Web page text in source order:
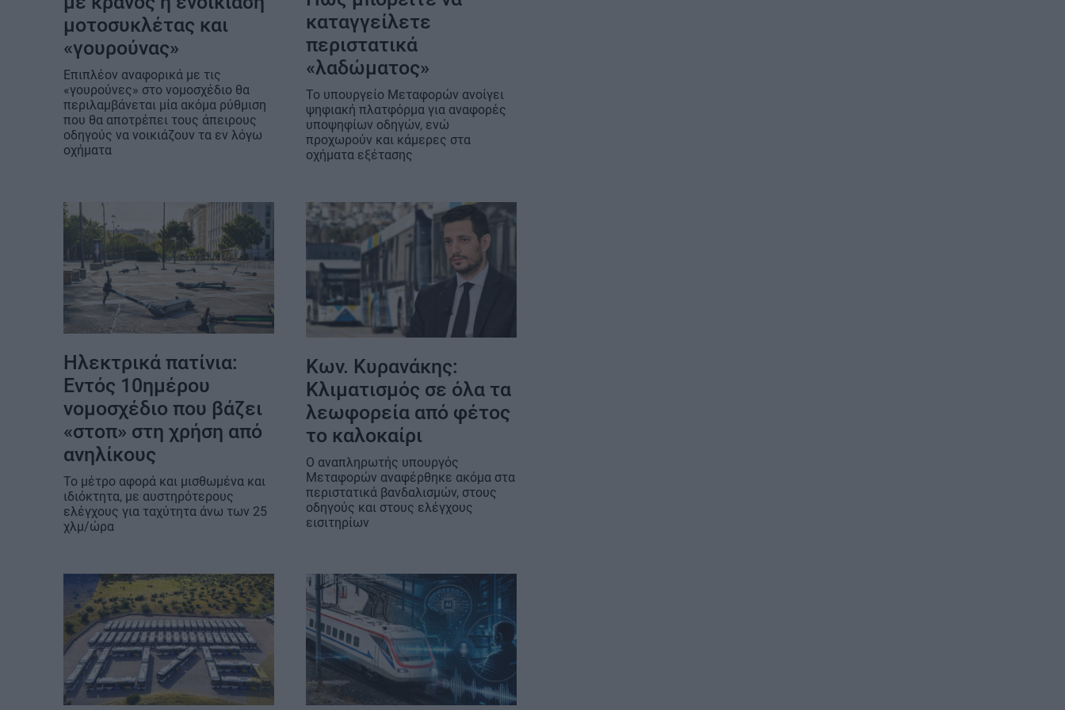
μοτοσυκλέτας και
«γουρούνας»
Επιπλέον αναφορικά με τις
«γουρούνες» στο νομοσχέδιο θα
περιλαμβάνεται μία ακόμα ρύθμιση
που θα αποτρέπει τους άπειρους
οδηγούς να νοικιάζουν τα εν λόγω
οχήματα
καταγγείλετε
περιστατικά
«λαδώματος»
Το υπουργείο Μεταφορών ανοίγει
ψηφιακή πλατφόρμα για αναφορές
υποψηφίων οδηγών, ενώ
προχωρούν και κάμερες στα
οχήματα εξέτασης
Ηλεκτρικά πατίνια:
Εντός 10ημέρου
νομοσχέδιο που βάζει
«στοπ» στη χρήση από
ανηλίκους
Το μέτρο αφορά και μισθωμένα και
ιδιόκτητα, με αυστηρότερους
ελέγχους για ταχύτητα άνω των 25
χλμ/ώρα
Κων. Κυρανάκης:
Κλιματισμός σε όλα τα
λεωφορεία από φέτος
το καλοκαίρι
Ο αναπληρωτής υπουργός
Μεταφορών αναφέρθηκε ακόμα στα
περιστατικά βανδαλισμών, στους
οδηγούς και στους ελέγχους
εισιτηρίων